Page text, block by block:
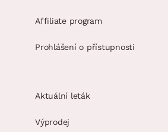
Affiliate program
Prohlášení o přístupnosti
Aktuální leták
Výprodej